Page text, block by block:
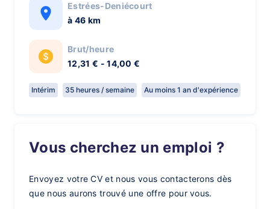
Estrées-Deniécourt
à 46 km
Brut/heure
12,31 € - 14,00 €
Intérim 35 heures / semaine Au moins 1 an d'expérience
Vous cherchez un emploi ?
Envoyez votre CV et nous vous contacterons dès
que nous aurons trouvé une offre pour vous.